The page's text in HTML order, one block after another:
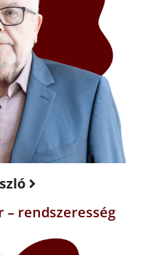
– rendszeresség